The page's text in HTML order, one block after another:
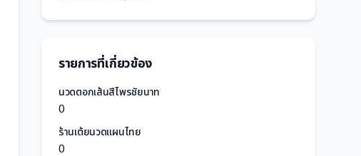
รายการที่เกี่ยวข้อง
นวดตอกเส้นสีไพรชัยนาท
0
ร้านเต้ยนวดแผนไทย
0